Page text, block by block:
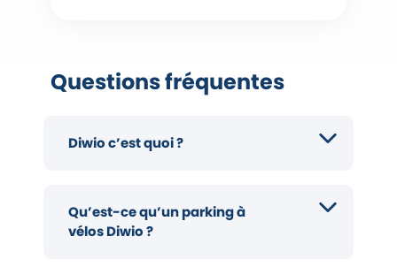
Questions fréquentes
Diwio c’est quoi ?
Qu’est-ce qu’un parking à
vélos Diwio ?